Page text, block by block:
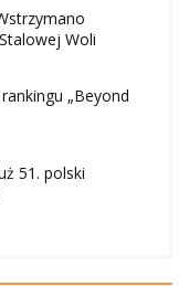
Woli
„Beyond
51. polski